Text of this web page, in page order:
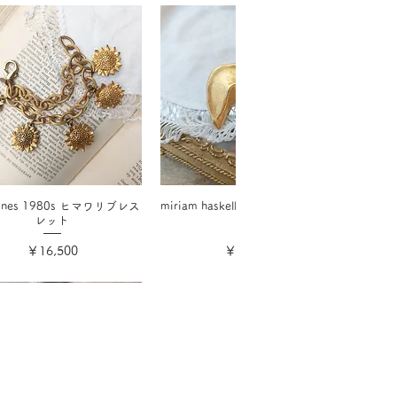
1980s ヒマワリブレス
レット
価格
￥16,500
miriam haskellフォーチュンクッキ
価格
￥17,600